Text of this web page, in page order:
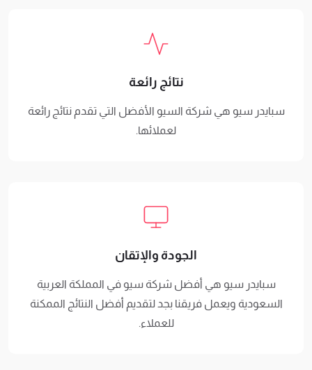
نتائج رائعة
سبايدر سيو هي شركة السيو الأفضل التي تقدم نتائج رائعة
لعملائها.
الجودة والإتقان
سبايدر سيو هي أفضل شركة سيو في المملكة العربية
السعودية ويعمل فريقنا بجد لتقديم أفضل النتائج الممكنة
للعملاء.